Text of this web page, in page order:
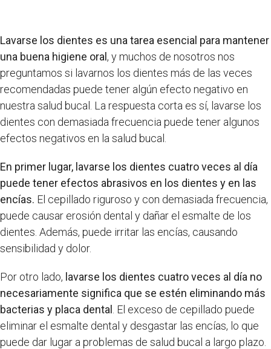
Lavarse los dientes es una tarea esencial para mantener
una buena higiene oral, y muchos de nosotros nos
preguntamos si lavarnos los dientes más de las veces
recomendadas puede tener algún efecto negativo en
nuestra salud bucal. La respuesta corta es sí, lavarse los
dientes con demasiada frecuencia puede tener algunos
efectos negativos en la salud bucal.
En primer lugar, lavarse los dientes cuatro veces al día
puede tener efectos abrasivos en los dientes y en las
encías. El cepillado riguroso y con demasiada frecuencia,
puede causar erosión dental y dañar el esmalte de los
dientes. Además, puede irritar las encías, causando
sensibilidad y dolor.
Por otro lado, lavarse los dientes cuatro veces al día no
necesariamente significa que se estén eliminando más
bacterias y placa dental . El exceso de cepillado puede
eliminar el esmalte dental y desgastar las encías, lo que
puede dar lugar a problemas de salud bucal a largo plazo.